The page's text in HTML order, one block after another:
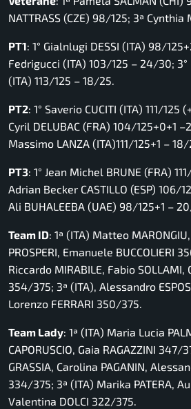
NATTRASS (CZE) 98/125; 3ª
PT1: 1° Gialnlugi DESSI (ITA) 98/
Fedrigucci (ITA) 103/125 – 24/30; 3°
(ITA) 113/125 – 18/25.
PT2: 1° Saverio CUCITI (ITA) 111/
Cyril DELUBAC (FRA) 104/125+0+1
Massimo LANZA (ITA)111/125+1 –
PT3: 1° Jean Michel BRUNE (FRA)
Adrian Becker CASTILLO (ESP) 106/
Ali BUHALEEBA (UAE) 98/125+1 –
Team ID: 1ª (ITA) Matteo
PROSPERI, Emanuele BUCCOLIERI
Riccardo MIRABILE, Fabio SOLLAMI,
354/375; 3ª (ITA), Alessandro
Lorenzo FERRARI 350/375.
Team Lady: 1ª (ITA) Maria Lucia
CAPORUSCIO, Gaia RAGAZZINI 347/
GRASSIA, Carolina PAGANIN,
334/375; 3ª (ITA) Marika PATERA,
Valentina DOLCI 322/375.